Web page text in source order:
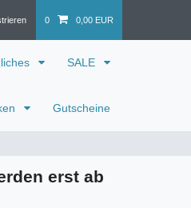
0 0,00 EUR
SALE
Gutscheine
erst ab